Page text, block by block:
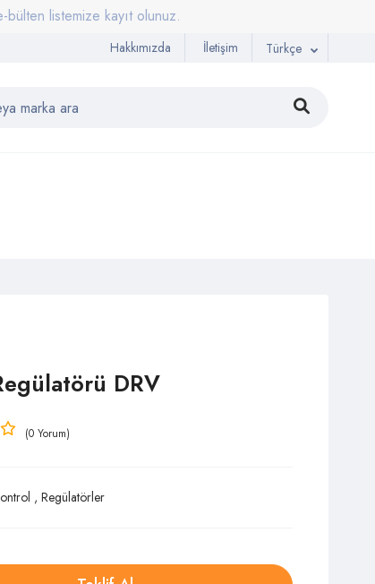
listemize kayıt olunuz.
Türkçe
Hakkımızda İletişim
DRV
(0 Yorum)
, Regülatörler